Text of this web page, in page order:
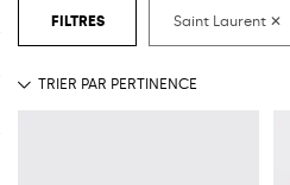
Découvrez les dernières collections d'